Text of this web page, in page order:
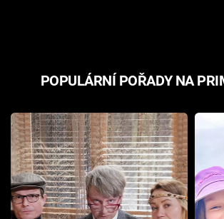
POPULÁRNÍ POŘADY NA